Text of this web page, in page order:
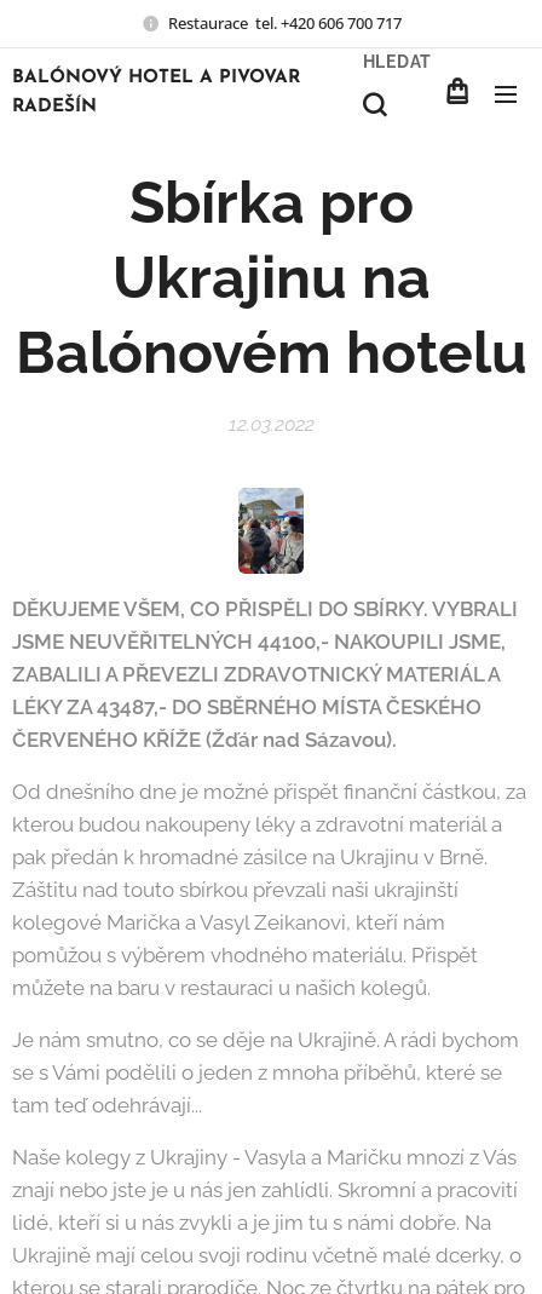
Restaurace tel. +420 606 700 717
BALÓNOVÝ HOTEL A PIVOVAR
RADEŠÍN
HLEDAT
Sbírka pro
Ukrajinu na
Balónovém hotelu
12.03.2022
DĚKUJEME VŠEM, CO PŘISPĚLI DO SBÍRKY. VYBRALI
JSME NEUVĚŘITELNÝCH 44100,- NAKOUPILI JSME,
ZABALILI A PŘEVEZLI ZDRAVOTNICKÝ MATERIÁL A
LÉKY ZA 43487,- DO SBĚRNÉHO MÍSTA ČESKÉHO
ČERVENÉHO KŘÍŽE (Žďár nad Sázavou).
Od dnešního dne je možné přispět finanční částkou, za
kterou budou nakoupeny léky a zdravotní materiál a
pak předán k hromadné zásilce na Ukrajinu v Brně.
Záštitu nad touto sbírkou převzali naši ukrajinští
kolegové Marička a Vasyl Zeikanovi, kteří nám
pomůžou s výběrem vhodného materiálu. Přispět
můžete na baru v restauraci u našich kolegů.
Je nám smutno, co se děje na Ukrajině. A rádi bychom
se s Vámi podělili o jeden z mnoha příběhů, které se
tam teď odehrávají...
Naše kolegy z Ukrajiny - Vasyla a Maričku mnozí z Vás
znají nebo jste je u nás jen zahlídli. Skromní a pracovití
lidé, kteří si u nás zvykli a je jim tu s námi dobře. Na
Ukrajině mají celou svoji rodinu včetně malé dcerky, o
kterou se starali prarodiče. Noc ze čtvrtku na pátek pro